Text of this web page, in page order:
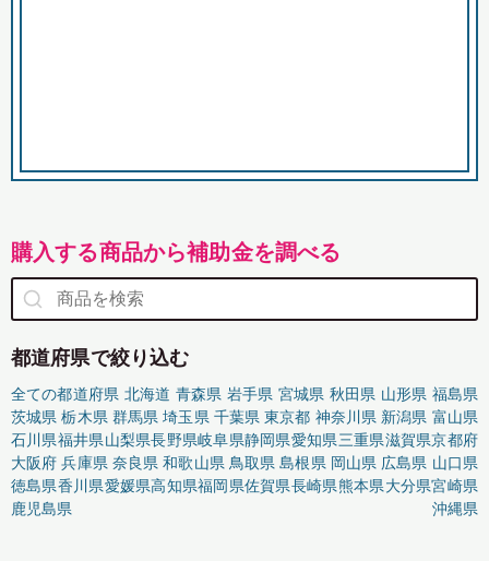
購入する商品から補助金を調べる
都道府県で絞り込む
全ての都道府県 北海道 青森県 岩手県 宮城県 秋田県 山形県 福島県
茨城県 栃木県 群馬県 埼玉県 千葉県 東京都 神奈川県 新潟県 富山県
石川県福井県山梨県長野県岐阜県静岡県愛知県三重県滋賀県京都府
大阪府 兵庫県 奈良県 和歌山県 鳥取県 島根県 岡山県 広島県 山口県
徳島県香川県愛媛県高知県福岡県佐賀県長崎県熊本県大分県宮崎県
鹿児島県
沖縄県